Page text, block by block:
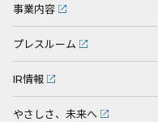
事業内容
プレスルーム
IR情報
やさしさ、未来へ